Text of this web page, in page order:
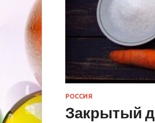
РОССИЯ
Закрытый